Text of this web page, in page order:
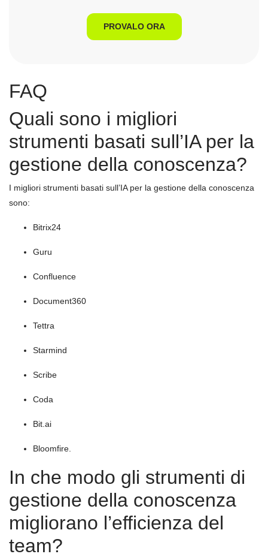
PROVALO ORA
FAQ
Quali sono i migliori
strumenti basati sull’IA per la
gestione della conoscenza?
I migliori strumenti basati sull’IA per la gestione della conoscenza
sono:
Bitrix24
Guru
Confluence
Document360
Tettra
Starmind
Scribe
Coda
Bit.ai
Bloomfire.
In che modo gli strumenti di
gestione della conoscenza
migliorano l’efficienza del
team?